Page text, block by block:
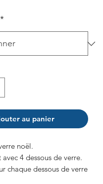
*
au panier
noël.
4 dessous de verre.
chaque dessous de verre